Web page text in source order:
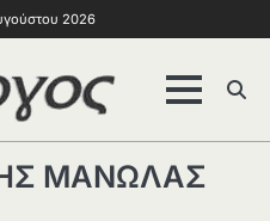
2026
ΜΑΝΩΛΑΣ